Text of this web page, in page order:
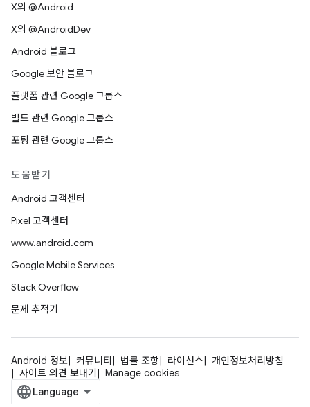
X의 @Android
X의 @AndroidDev
Android 블로그
Google 보안 블로그
플랫폼 관련 Google 그룹스
빌드 관련 Google 그룹스
포팅 관련 Google 그룹스
도움받기
Android 고객센터
Pixel 고객센터
www.android.com
Google Mobile Services
Stack Overflow
문제 추적기
Android 정보 커뮤니티 법률 조항 라이선스
개인정보처리방침
사이트 의견 보내기
Manage cookies